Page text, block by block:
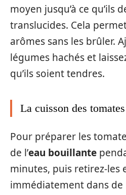
moyen jusqu’à ce qu’ils
translucides. Cela
arômes sans les brûler.
légumes hachés et
qu’ils soient tendres.
La cuisson des tomates
Pour préparer les
de l’eau bouillante
minutes, puis retirez-les
immédiatement dans de